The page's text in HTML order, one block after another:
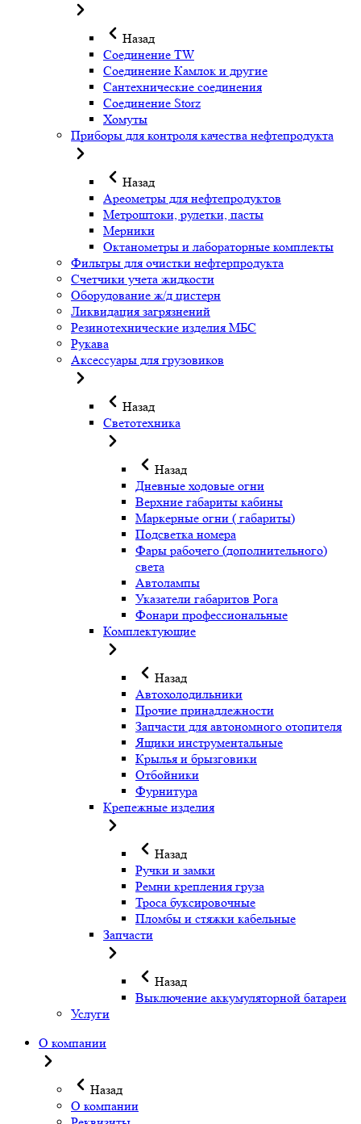
Назад
Соединение TW
Соединение Камлок и другие
Сантехнические соединения
Соединение Storz
Хомуты
Приборы для контроля качества нефтепродукта
Назад
Ареометры для нефтепродуктов
Метроштоки, рулетки, пасты
Мерники
Октанометры и лабораторные комплекты
Фильтры для очистки нефтерпродукта
Счетчики учета жидкости
Оборудование ж/д цистерн
Ликвидация загрязнений
Резинотехнические изделия МБС
Рукава
Аксессуары для грузовиков
Назад
Светотехника
Назад
Дневные ходовые огни
Верхние габариты кабины
Маркерные огни ( габариты)
Подсветка номера
Фары рабочего (дополнительного)
света
Автолампы
Указатели габаритов Рога
Фонари профессиональные
Комплектующие
Назад
Автохолодильники
Прочие принадлежности
Запчасти для автономного отопителя
Ящики инструментальные
Крылья и брызговики
Отбойники
Фурнитура
Крепежные изделия
Назад
Ручки и замки
Ремни крепления груза
Троса буксировочные
Пломбы и стяжки кабельные
Запчасти
Назад
Выключение аккумуляторной батареи
Услуги
О компании
Назад
О компании